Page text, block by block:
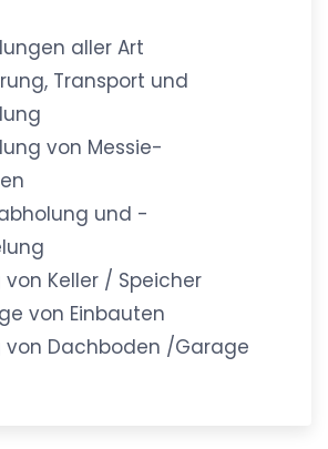
aller Art
Transport und
von Messie-
und -
Keller / Speicher
von Einbauten
von Dachboden /Garage